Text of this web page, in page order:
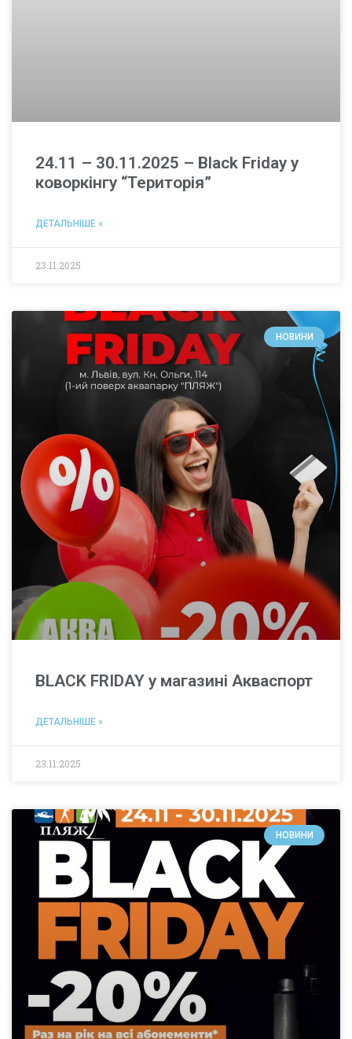
24.11 – 30.11.2025 – Black Friday у
коворкінгу “Територія”
ДЕТАЛЬНІШЕ »
23.11.2025
НОВИНИ
BLACK FRIDAY у магазині Акваспорт
ДЕТАЛЬНІШЕ »
23.11.2025
НОВИНИ